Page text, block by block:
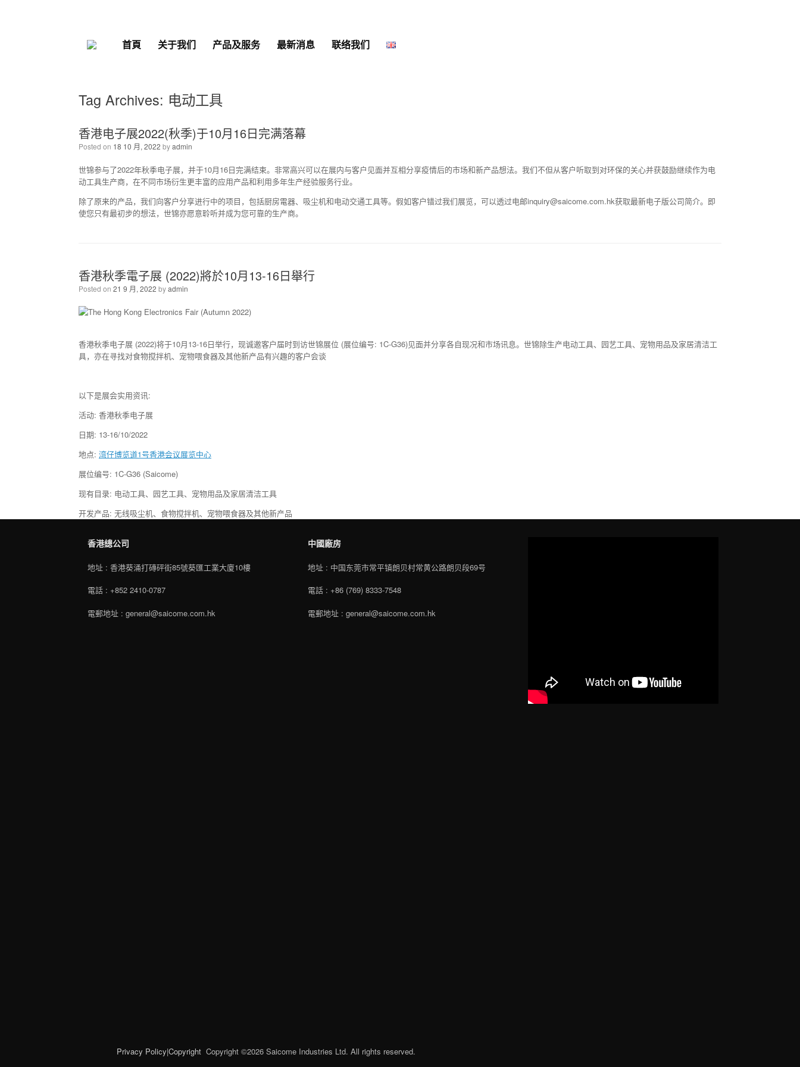
首頁 关于我们 产品及服务 最新消息 联络我们
Tag Archives: 电动工具
香港电子展2022(秋季)于10月16日完满落幕
Posted on 18 10 月, 2022 byadmin
世锦参与了2022年秋季电子展，并于10月16日完满结束。非常高兴可以在展内与客户见面并互相分享疫情后的市场和新产品想法。我们不但从客户听取到对环保的关心并获鼓励继续作为电
动工具生产商，在不同市场衍生更丰富的应用产品和利用多年生产经验服务行业。
除了原来的产品，我们向客户分享进行中的项目，包括厨房電器、吸尘机和电动交通工具等。假如客户错过我们展览，可以透过电邮inquiry@saicome.com.hk获取最新电子版公司简介。即
使您只有最初步的想法，世锦亦愿意聆听并成为您可靠的生产商。
香港秋季電子展 (2022)將於10月13-16日舉行
Posted on 21 9 月, 2022 byadmin
香港秋季电子展 (2022)将于10月13-16日举行，现诚邀客户届时到访世锦展位 (展位编号: 1C-G36)见面并分享各自现况和市场讯息。世锦除生产电动工具、园艺工具、宠物用品及家居清洁工
具，亦在寻找对食物搅拌机、宠物喂食器及其他新产品有兴趣的客户会谈
以下是展会实用资讯:
活动: 香港秋季电子展
日期: 13-16/10/2022
地点: 湾仔博览道1号香港会议展览中心
展位编号: 1C-G36 (Saicome)
现有目录: 电动工具、园艺工具、宠物用品及家居清洁工具
开发产品: 无线吸尘机、食物搅拌机、宠物喂食器及其他新产品
香港總公司
地址 : 香港葵涌打磚砰街85號葵匯工業大廈10樓
電話 : +852 2410-0787
電郵地址 : general@saicome.com.hk
中國廠房
地址 : 中国东莞市常平镇朗贝村常黄公路朗贝段69号
電話 : +86 (769) 8333-7548
電郵地址 : general@saicome.com.hk
Privacy Policy|Copyright Copyright ©2026 Saicome Industries Ltd. All rights reserved.